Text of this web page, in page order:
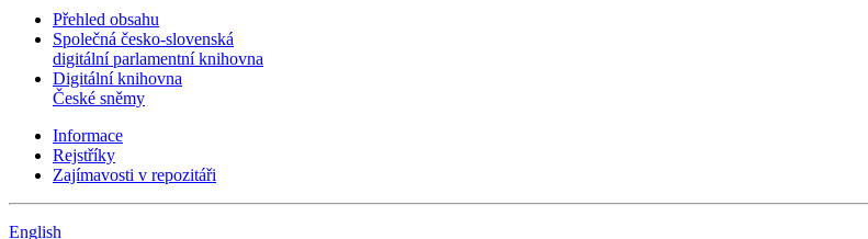
Přehled obsahu
Společná česko-slovenská
digitální parlamentní knihovna
Digitální knihovna
České sněmy
Informace
Rejstříky
Zajímavosti v repozitáři
English